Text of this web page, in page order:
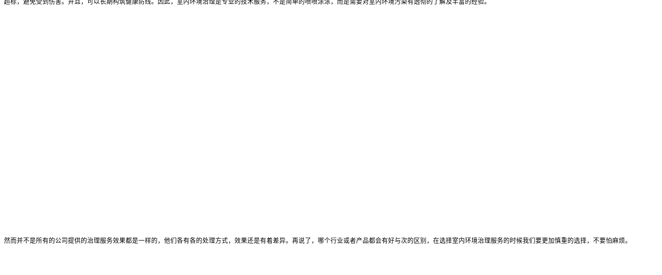
超标，避免受到伤害。并且，可以长期构筑健康防线。因此，室内环境治理是专业的技术服务，不是简单的喷喷涂涂，而是需要对室内环境污染有透彻的了解及丰富的经验。
然而并不是所有的公司提供的治理服务效果都是一样的，他们各有各的处理方式，效果还是有着差异。再说了，哪个行业或者产品都会有好与次的区别，在选择室内环境治理服务的时候我们要更加慎重的选择，不要怕麻烦。